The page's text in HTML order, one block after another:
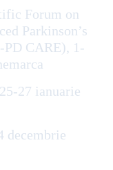
Forum on
Parkinson’s
PD CARE), 1-
27 ianuarie
decembrie